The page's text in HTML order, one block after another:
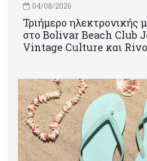
04/08/2026
Τριήμερο ηλεκτρονικής
στο Bolivar Beach Club
Vintage Culture και Rivo